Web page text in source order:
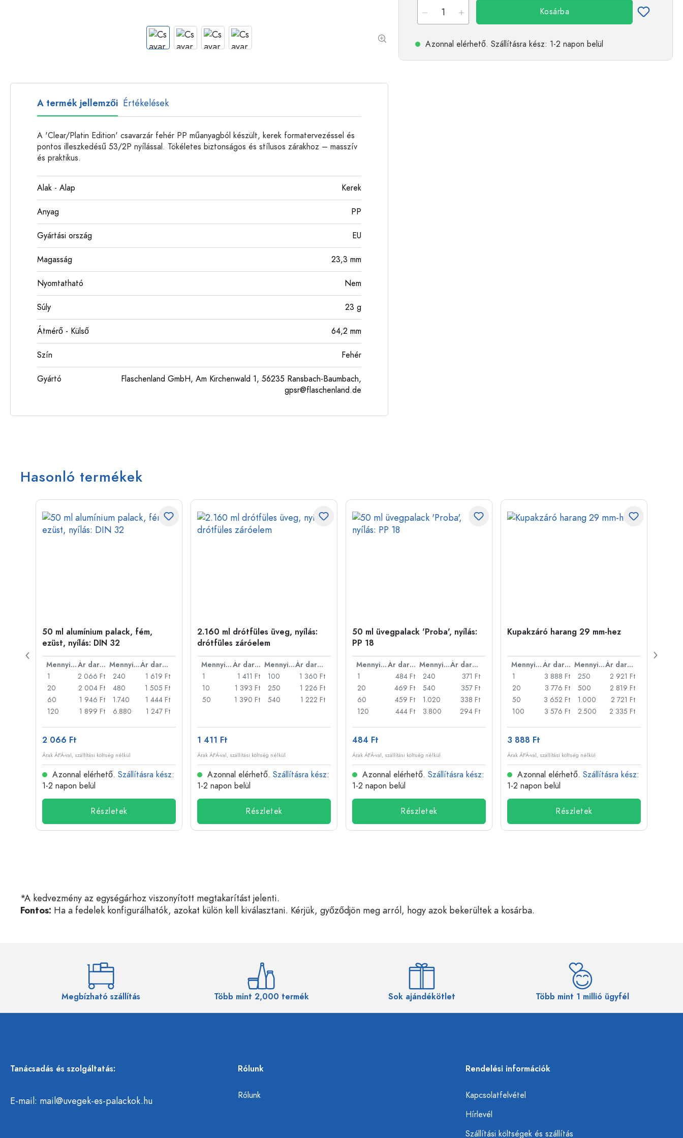
Kosárba
Azonnal elérhető. Szállításra kész: 1-2 napon belül
A termék jellemzői Értékelések
A 'Clear/Platin Edition' csavarzár fehér PP műanyagból készült, kerek formatervezéssel és
pontos illeszkedésű 53/2P nyílással. Tökéletes biztonságos és stílusos zárakhoz – masszív
és praktikus.
Alak - Alap Kerek
Anyag PP
Gyártási ország EU
Magasság 23,3 mm
Nyomtatható Nem
Súly 23 g
Átmérő - Külső 64,2 mm
Szín Fehér
Gyártó
Flaschenland GmbH, Am Kirchenwald 1, 56235 Ransbach-Baumbach,
gpsr@flaschenland.de
Hasonló termékek
50 ml alumínium palack, fém,
ezüst, nyílás: DIN 32
Mennyiség Ár darabonként Mennyiség
Ár darabonként
1
2 066 Ft
20
2 004 Ft
60
1 946 Ft
120
1 899 Ft
240
1 619 Ft
480
1 505 Ft
1.740
1 444 Ft
6.880
1 247 Ft
2 066 Ft
Árak ÁFÁ-val, szállítási költség nélkül
Azonnal elérhető. Szállításra kész:
1-2 napon belül
Részletek
2.160 ml drótfüles üveg, nyílás:
drótfüles záróelem
Mennyiség Ár darabonként Mennyiség
Ár darabonként
1
1 411 Ft
10
1 393 Ft
50
1 390 Ft
100
1 360 Ft
250
1 226 Ft
540
1 222 Ft
1 411 Ft
Árak ÁFÁ-val, szállítási költség nélkül
Azonnal elérhető. Szállításra kész:
1-2 napon belül
Részletek
50 ml üvegpalack 'Proba', nyílás:
PP 18
Mennyiség Ár darabonként Mennyiség
Ár darabonként
1
484 Ft
20
469 Ft
60
459 Ft
120
444 Ft
240
371 Ft
540
357 Ft
1.020
338 Ft
3.800
294 Ft
484 Ft
Árak ÁFÁ-val, szállítási költség nélkül
Azonnal elérhető. Szállításra kész:
1-2 napon belül
Részletek
Kupakzáró harang 29 mm-hez
Mennyiség Ár darabonként Mennyiség
Ár darabonként
1
3 888 Ft
20
3 776 Ft
50
3 652 Ft
100
3 576 Ft
250
2 921 Ft
500
2 819 Ft
1.000
2 721 Ft
2.500
2 335 Ft
3 888 Ft
Árak ÁFÁ-val, szállítási költség nélkül
Azonnal elérhető. Szállításra kész:
1-2 napon belül
Részletek
*A kedvezmény az egységárhoz viszonyított megtakarítást jelenti.
Fontos: Ha a fedelek konfigurálhatók, azokat külön kell kiválasztani. Kérjük, győződjön meg arról, hogy azok bekerültek a kosárba.
Megbízható szállítás Több mint 2,000 termék Sok ajándékötlet Több mint 1 millió ügyfél
Tanácsadás és szolgáltatás:
E-mail: mail@uvegek-es-palackok.hu
Rólunk
Rólunk
Rendelési információk
Kapcsolatfelvétel
Hírlevél
Szállítási költségek és szállítás